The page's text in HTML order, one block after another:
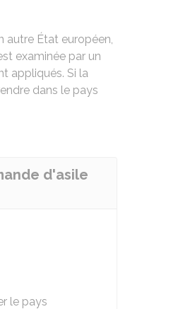
autre État européen,
examinée par un
appliqués. Si la
dans le pays
d'asile
le pays